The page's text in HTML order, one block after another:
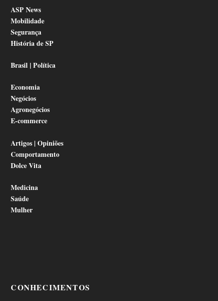
ASP News
Mobilidade
Segurança
História de SP
Brasil | Política
Economia
Negócios
Agronegócios
E-commerce
Artigos | Opiniões
Comportamento
Dolce Vita
Medicina
Saúde
Mulher
CONHECIMENTOS